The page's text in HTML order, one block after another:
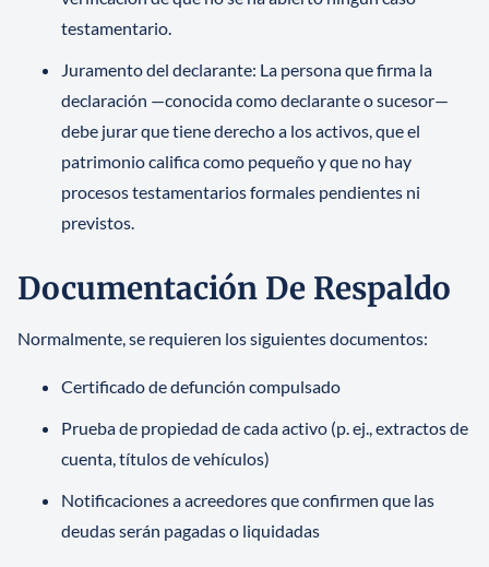
testamentario.
Juramento del declarante: La persona que firma la
declaración —conocida como declarante o sucesor—
debe jurar que tiene derecho a los activos, que el
patrimonio califica como pequeño y que no hay
procesos testamentarios formales pendientes ni
previstos.
Documentación De Respaldo
Normalmente, se requieren los siguientes documentos:
Certificado de defunción compulsado
Prueba de propiedad de cada activo (p. ej., extractos de
cuenta, títulos de vehículos)
Notificaciones a acreedores que confirmen que las
deudas serán pagadas o liquidadas